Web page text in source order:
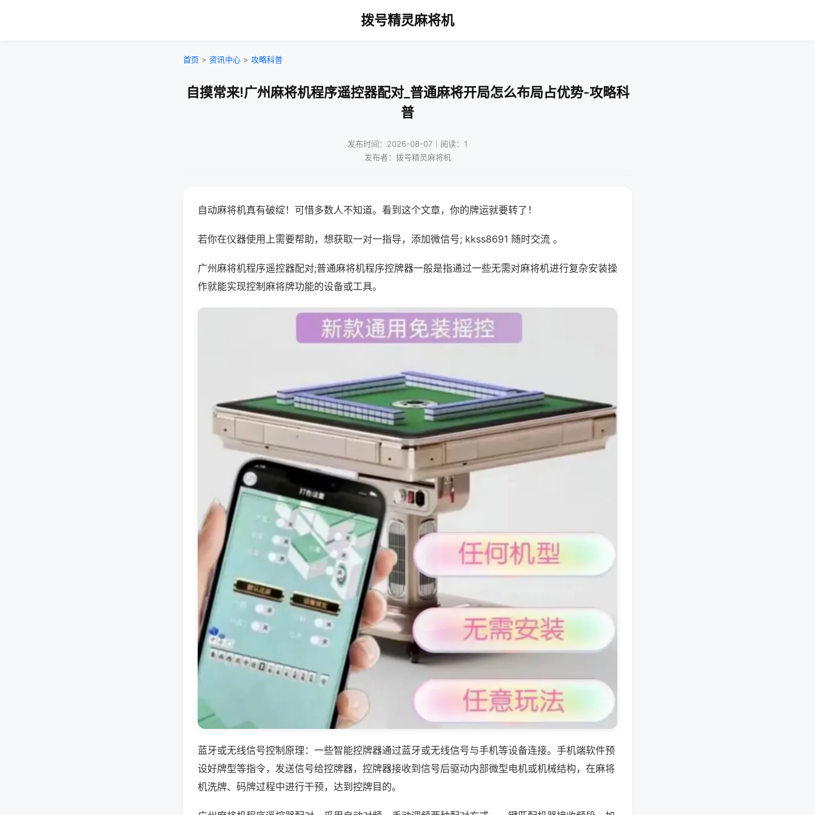
拨号精灵麻将机
首页 > 资讯中心 > 攻略科普
自摸常来!广州麻将机程序遥控器配对_普通麻将开局怎么布局占优势-攻略科
普
发布时间：2026-08-07｜阅读：1
发布者：拨号精灵麻将机
自动麻将机真有破绽！可惜多数人不知道。看到这个文章，你的牌运就要转了！
若你在仪器使用上需要帮助，想获取一对一指导，添加微信号; kkss8691 随时交流 。
广州麻将机程序遥控器配对;普通麻将机程序控牌器一般是指通过一些无需对麻将机进行复杂安装操
作就能实现控制麻将牌功能的设备或工具。
蓝牙或无线信号控制原理：一些智能控牌器通过蓝牙或无线信号与手机等设备连接。手机端软件预
设好牌型等指令，发送信号给控牌器，控牌器接收到信号后驱动内部微型电机或机械结构，在麻将
机洗牌、码牌过程中进行干预，达到控牌目的。